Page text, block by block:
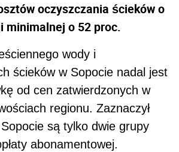
oczyszczania ścieków o
minimalnej o 52 proc.
wody i
ścieków w Sopocie nadal jest
od cen zatwierdzonych w
regionu. Zaznaczył
są tylko dwie grupy
abonamentowej.